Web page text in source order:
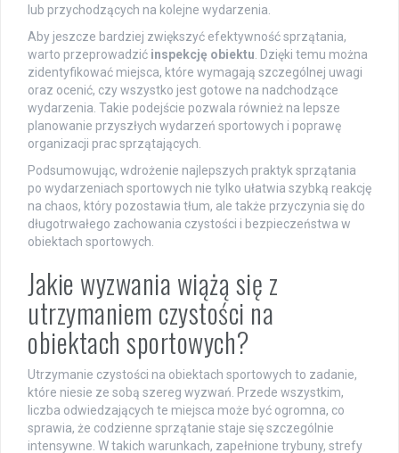
lub przychodzących na kolejne wydarzenia.
Aby jeszcze bardziej zwiększyć efektywność sprzątania,
warto przeprowadzić inspekcję obiektu . Dzięki temu można
zidentyfikować miejsca, które wymagają szczególnej uwagi
oraz ocenić, czy wszystko jest gotowe na nadchodzące
wydarzenia. Takie podejście pozwala również na lepsze
planowanie przyszłych wydarzeń sportowych i poprawę
organizacji prac sprzątających.
Podsumowując, wdrożenie najlepszych praktyk sprzątania
po wydarzeniach sportowych nie tylko ułatwia szybką reakcję
na chaos, który pozostawia tłum, ale także przyczynia się do
długotrwałego zachowania czystości i bezpieczeństwa w
obiektach sportowych.
Jakie wyzwania wiążą się z
utrzymaniem czystości na
obiektach sportowych?
Utrzymanie czystości na obiektach sportowych to zadanie,
które niesie ze sobą szereg wyzwań. Przede wszystkim,
liczba odwiedzających te miejsca może być ogromna, co
sprawia, że codzienne sprzątanie staje się szczególnie
intensywne. W takich warunkach, zapełnione trybuny, strefy